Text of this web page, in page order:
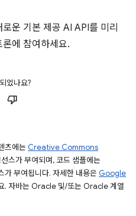
로운 기본 제공 AI API를 미리
에 참여하세요.
었나요?
츠에는 Creative Commons
스가 부여되며, 코드 샘플에는
가 부여됩니다. 자세한 내용은 Google
. 자바는 Oracle 및/또는 Oracle 계열